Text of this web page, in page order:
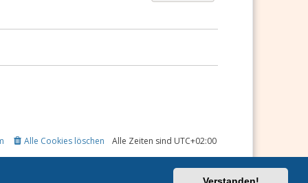
Alle Zeiten sind UTC+02:00
Alle Cookies löschen